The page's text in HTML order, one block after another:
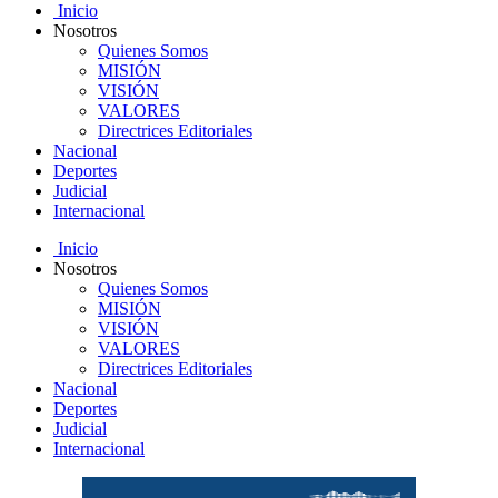
Inicio
Nosotros
Quienes Somos
MISIÓN
VISIÓN
VALORES
Directrices Editoriales
Nacional
Deportes
Judicial
Internacional
Inicio
Nosotros
Quienes Somos
MISIÓN
VISIÓN
VALORES
Directrices Editoriales
Nacional
Deportes
Judicial
Internacional